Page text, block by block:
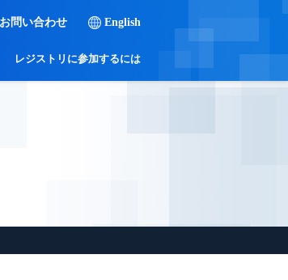
レジストリに参加するには
お問い合わせ English